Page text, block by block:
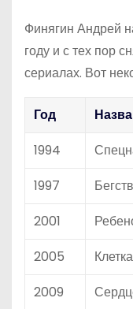
Финягин Андрей
году и с тех пор
сериалах. Вот
Год
1994
1997
2001
2005
Клетка
2009